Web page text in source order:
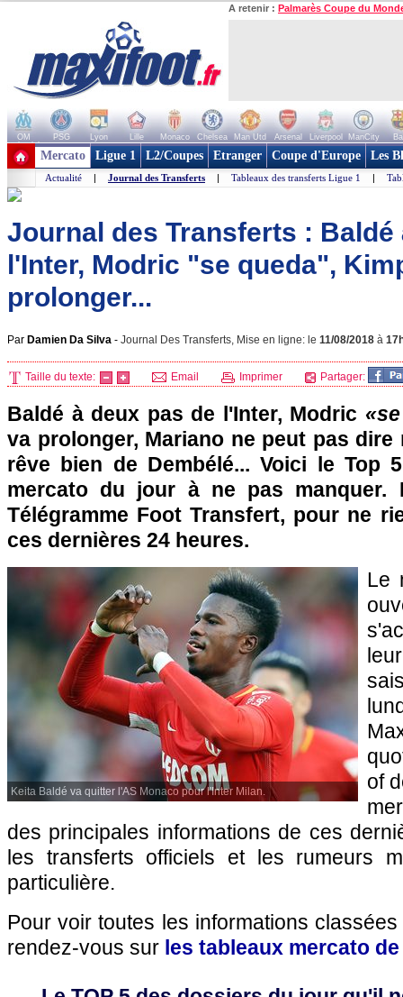
A retenir : Palmarès Coupe du
OM PSG Lyon Lille Monaco Chelsea Man Utd Arsenal Liverpool ManCity
+ de clubs
Mercato Ligue 1 L2/Coupes Etranger Coupe d'Europe Les
Actualité | Journal des Transferts | Tableaux des transferts Ligue 1 |
Journal des Transferts : Baldé
l'Inter, Modric "se queda",
prolonger...
Par Damien Da Silva - Journal Des Transferts, Mise en ligne: le 11/08/2018 à
Taille du texte: Email Imprimer Partager:
Baldé à deux pas de l'Inter, Modric
va prolonger, Mariano ne peut pas dire
rêve bien de Dembélé... Voici le Top
mercato du jour à ne pas manquer.
Télégramme Foot Transfert, pour ne
ces dernières 24 heures.
Keita Baldé va quitter l'AS Monaco pour l'Inter Milan.
Le
of
des principales informations de ces
les transferts officiels et les rumeurs
particulière.
Pour voir toutes les informations
rendez-vous sur les tableaux mercato